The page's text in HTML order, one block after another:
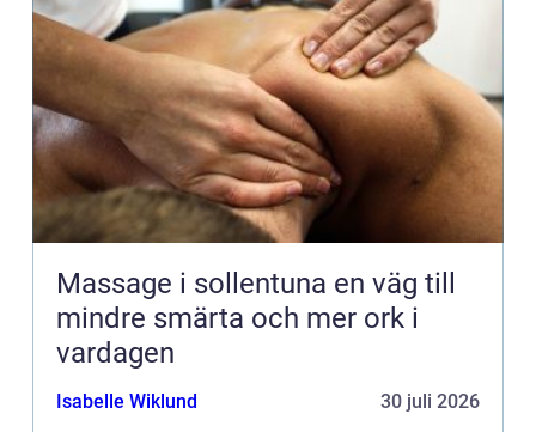
Massage i sollentuna en väg till
mindre smärta och mer ork i
vardagen
Isabelle Wiklund 30 juli 2026